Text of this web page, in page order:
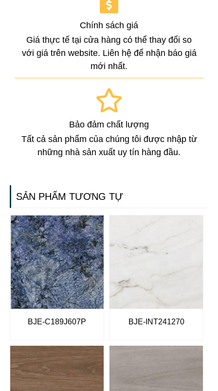
Chính sách giá
Giá thực tế tại cửa hàng có thể thay đổi so
với giá trên website. Liên hệ để nhận báo giá
mới nhất.
Bảo đảm chất lượng
Tất cả sản phẩm của chúng tôi được nhập từ
những nhà sản xuất uy tín hàng đầu.
SẢN PHẨM TƯƠNG TỰ
BJE-C189J607P BJE-INT241270